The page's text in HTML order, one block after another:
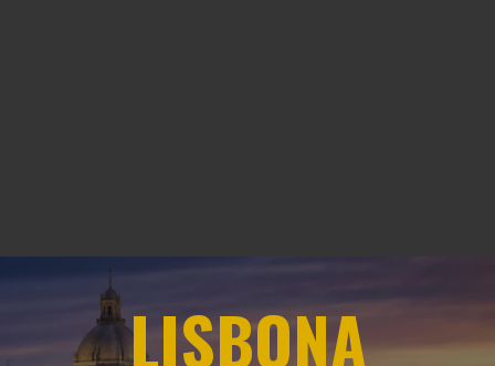
LISBONA